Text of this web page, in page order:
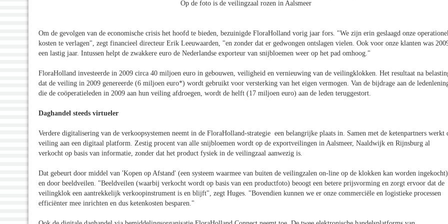
Op de foto is de veilingzaal rozen in Aalsmeer
Om de gevolgen van de economische crisis het hoofd te bieden, bezuinigde FloraHolland vorig jaar fors. "We zijn erin geslaagd onze
kosten te verlagen", zegt financieel directeur Erik Leeuwaarden, "en zonder dat er gedwongen ontslagen vielen. Ook voor onze klanten was
een lastig jaar. Intussen helpt de zwakkere euro de Nederlandse exporteur van snijbloemen weer op het pad omhoog."
FloraHolland investeerde in 2009 circa 40 miljoen euro in gebouwen, veiligheid en vernieuwing van de veilingklokken. Het resultaat na
dat de veiling in 2009 genereerde (6 miljoen euro*) wordt gebruikt voor versterking van het eigen vermogen. Van de bijdrage aan de
die de coöperatieleden in 2009 aan hun veiling afdroegen, wordt de helft (17 miljoen euro) aan de leden teruggestort.
Daghandel steeds virtueler
Verdere digitalisering van de verkoopsystemen neemt in de FloraHolland-strategie een belangrijke plaats in. Samen met de ketenpartners werkt
veiling aan een digitaal platform. Zestig procent van alle snijbloemen wordt op de exportveilingen in Aalsmeer, Naaldwijk en Rijnsburg al
verkocht op basis van informatie, zonder dat het product fysiek in de veilingzaal aanwezig is.
Dat gebeurt door middel van 'Kopen op Afstand' (een systeem waarmee van buiten de veilingzalen on-line op de klokken kan worden ingekocht)
en door beeldveilen. "Beeldveilen (waarbij verkocht wordt op basis van een productfoto) beoogt een betere prijsvorming en zorgt ervoor dat de
veilingklok een aantrekkelijk verkoopinstrument is en blijft", zegt Huges. "Bovendien kunnen we er onze commerciële en logistieke processen
efficiënter mee inrichten en dus ketenkosten besparen."